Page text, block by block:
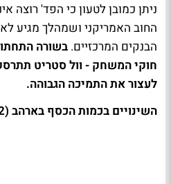
ניתן כמובן לטעון כי הפד' רוצה
החוב האמריקני ושמהלך מגיע
הבנקים המרכזיים. בשורה
חוקי המשחק - וול סטריט
לעצור את התמיכה הגבוהה.
השינויים בכמות הכסף בארהב (M2) בארה"ב